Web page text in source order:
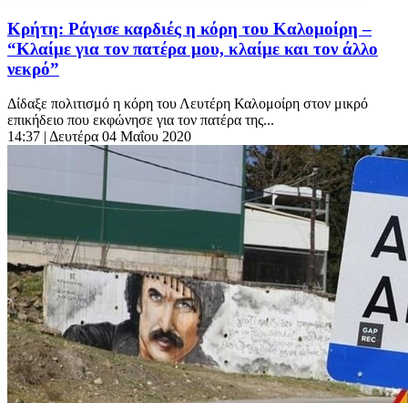
Κρήτη: Ράγισε καρδιές η κόρη του Καλομοίρη –
“Κλαίμε για τον πατέρα μου, κλαίμε και τον άλλο
νεκρό”
Δίδαξε πολιτισμό η κόρη του Λευτέρη Καλομοίρη στον μικρό
επικήδειο που εκφώνησε για τον πατέρα της...
14:37 | Δευτέρα 04 Μαΐου 2020